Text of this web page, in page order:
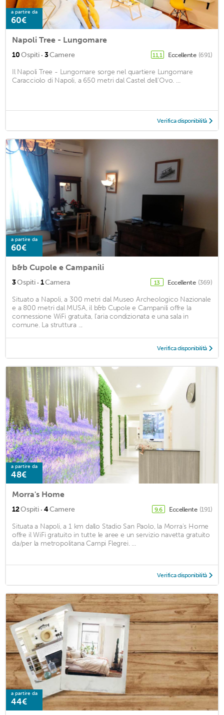
a partire da
60€
Napoli Tree - Lungomare
10Ospiti · 3Camere 11,1 Eccellente (691)
Il Napoli Tree - Lungomare sorge nel quartiere Lungomare
Caracciolo di Napoli, a 650 metri dal Castel dell'Ovo. ...
Verifica disponibilità
a partire da
60€
b&b Cupole e Campanili
3Ospiti · 1Camera 13 Eccellente (369)
Situato a Napoli, a 300 metri dal Museo Archeologico Nazionale
e a 800 metri dal MUSA, il b&b Cupole e Campanili offre la
connessione WiFi gratuita, l’aria condizionata e una sala in
comune. La struttura ...
Verifica disponibilità
a partire da
48€
Morra's Home
12Ospiti · 4Camere 9,6 Eccellente (191)
Situata a Napoli, a 1 km dallo Stadio San Paolo, la Morra's Home
offre il WiFi gratuito in tutte le aree e un servizio navetta gratuito
da/per la metropolitana Campi Flegrei. ...
Verifica disponibilità
a partire da
44€